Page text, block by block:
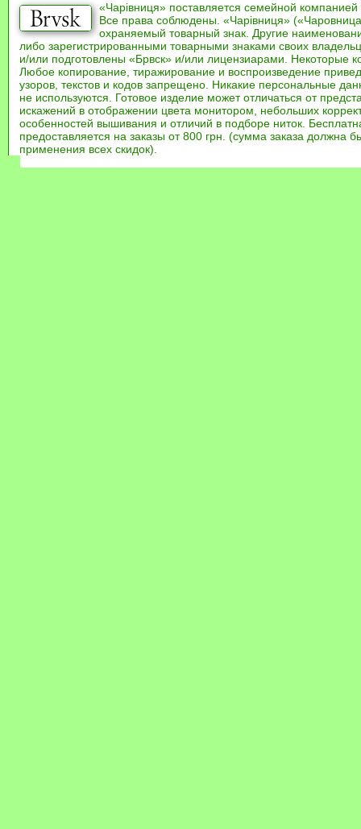
«Чарівниця» поставляется семейной компанией
Все права соблюдены. «Чарівниця»
охраняемый товарный знак. Другие
либо зарегистрированными товарными знаками своих
и/или подготовлены «Брвск» и/или лицензиарами. Некоторые
Любое копирование, тиражирование и воспроизведение
узоров, текстов и кодов запрещено. Никакие персональные
не используются. Готовое изделие может отличаться от
искажений в отображении цвета монитором, небольших
особенностей вышивания и отличий в подборе ниток.
предоставляется на заказы от 800 грн. (сумма заказа должна
применения всех скидок).